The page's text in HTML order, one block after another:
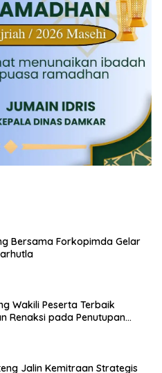
Bersama Forkopimda Gelar
Wakili Peserta Terbaik
Renaksi pada Penutupan
Jalin Kemitraan Strategis